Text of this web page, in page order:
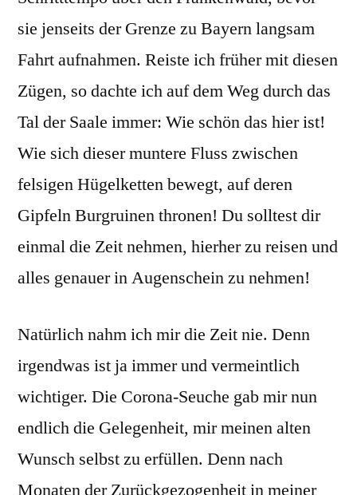
sie jenseits der Grenze zu Bayern langsam
Fahrt aufnahmen. Reiste ich früher mit diesen
Zügen, so dachte ich auf dem Weg durch das
Tal der Saale immer: Wie schön das hier ist!
Wie sich dieser muntere Fluss zwischen
felsigen Hügelketten bewegt, auf deren
Gipfeln Burgruinen thronen! Du solltest dir
einmal die Zeit nehmen, hierher zu reisen und
alles genauer in Augenschein zu nehmen!
Natürlich nahm ich mir die Zeit nie. Denn
irgendwas ist ja immer und vermeintlich
wichtiger. Die Corona-Seuche gab mir nun
endlich die Gelegenheit, mir meinen alten
Wunsch selbst zu erfüllen. Denn nach
Monaten der Zurückgezogenheit in meiner